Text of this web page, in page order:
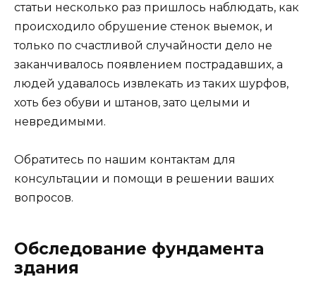
статьи несколько раз пришлось наблюдать, как
происходило обрушение стенок выемок, и
только по счастливой случайности дело не
заканчивалось появлением пострадавших, а
людей удавалось извлекать из таких шурфов,
хоть без обуви и штанов, зато целыми и
невредимыми.
Обратитесь по нашим контактам для
консультации и помощи в решении ваших
вопросов.
Обследование фундамента
здания